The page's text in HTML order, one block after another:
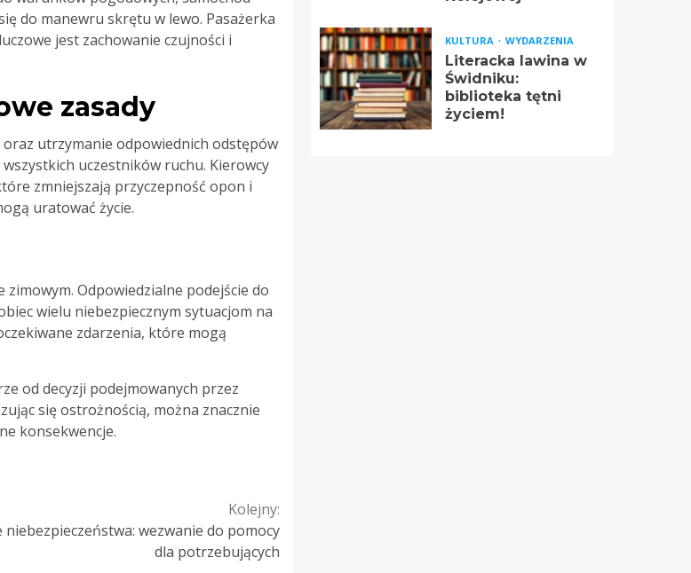
do manewru skrętu w lewo. Pasażerka
jest zachowanie czujności i
zasady
utrzymanie odpowiednich odstępów
uczestników ruchu. Kierowcy
zmniejszają przyczepność opon i
uratować życie.
Odpowiedzialne podejście do
wielu niebezpiecznym sytuacjom na
zdarzenia, które mogą
od decyzji podejmowanych przez
się ostrożnością, można znacznie
konsekwencje.
Kolejny:
niebezpieczeństwa: wezwanie do pomocy
dla potrzebujących
KULTURA WYDARZENIA
Literacka lawina w
Świdniku:
biblioteka tętni
życiem!